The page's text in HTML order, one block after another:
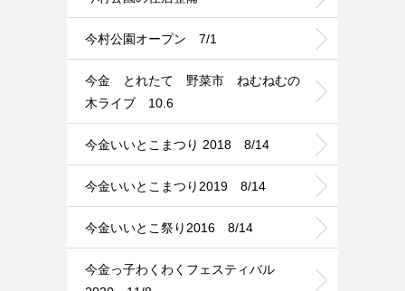
今村公園オープン 7/1
今金 とれたて 野菜市 ねむねむの
木ライブ 10.6
今金いいとこまつり 2018 8/14
今金いいとこまつり2019 8/14
今金いいとこ祭り2016 8/14
今金っ子わくわくフェスティバル